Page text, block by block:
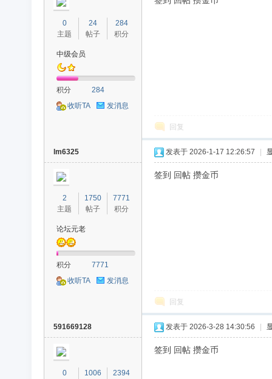
0
主题
24
帖子
284
积分
中级会员
积分
284
收听TA
发消息
回复
lm6325
2
主题
1750
帖子
7771
积分
论坛元老
积分
7771
收听TA
发消息
发表于 2026-1-17 12:26:57
签到 回帖 攒金币
回复
591669128
0
1006
2394
发表于 2026-3-28 14:30:56
签到 回帖 攒金币